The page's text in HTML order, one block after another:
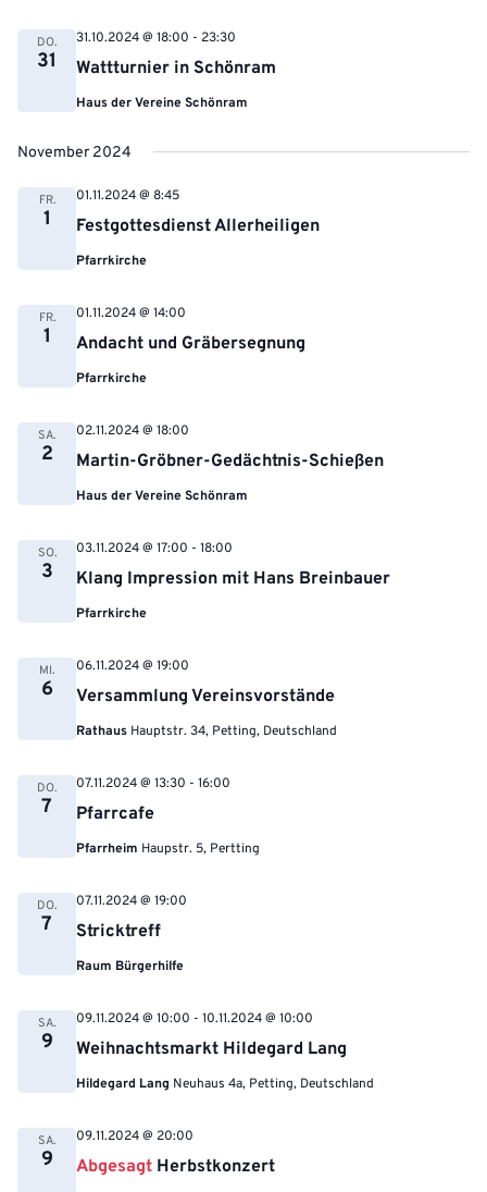
DO.
31 Wattturnier in Schönram
31.10.2024 @ 18:00 - 23:30
Haus der Vereine Schönram
November 2024
FR.
1 Festgottesdienst Allerheiligen
01.11.2024 @ 8:45
Pfarrkirche
FR.
1 Andacht und Gräbersegnung
01.11.2024 @ 14:00
Pfarrkirche
SA.
2 Martin-Gröbner-Gedächtnis-Schießen
02.11.2024 @ 18:00
Haus der Vereine Schönram
SO.
3 Klang Impression mit Hans Breinbauer
03.11.2024 @ 17:00 - 18:00
Pfarrkirche
MI.
6 Versammlung Vereinsvorstände
06.11.2024 @ 19:00
Rathaus Hauptstr. 34, Petting, Deutschland
DO.
7 Pfarrcafe
07.11.2024 @ 13:30 - 16:00
Pfarrheim Haupstr. 5, Pertting
DO.
7 Stricktreff
07.11.2024 @ 19:00
Raum Bürgerhilfe
SA.
9 Weihnachtsmarkt Hildegard Lang
09.11.2024 @ 10:00 - 10.11.2024 @ 10:00
Hildegard Lang Neuhaus 4a, Petting, Deutschland
SA.
9 Abgesagt Herbstkonzert
09.11.2024 @ 20:00